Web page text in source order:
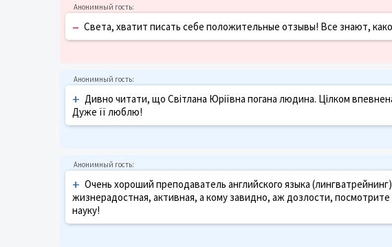
– Света, хватит писать себе положительные отзывы! Все знают,
+ Дивно читати, що Світлана Юріївна погана людина. Цілком
Дуже її люблю!
+ Очень хороший преподаватель английского языка
жизнерадостная, активная, а кому завидно, аж дозлости,
науку!